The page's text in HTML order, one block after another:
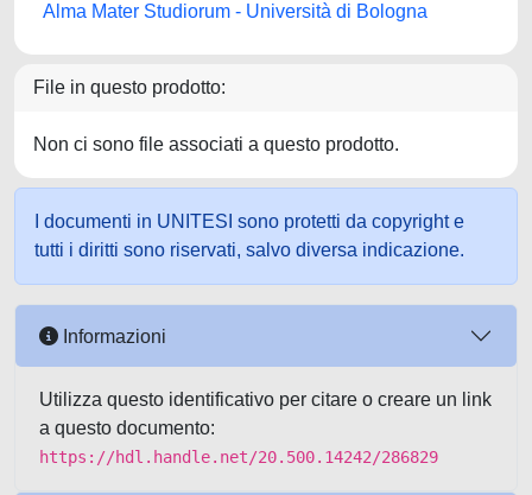
Alma Mater Studiorum - Università di Bologna
File in questo prodotto:
Non ci sono file associati a questo prodotto.
I documenti in UNITESI sono protetti da copyright e
tutti i diritti sono riservati, salvo diversa indicazione.
Informazioni
Utilizza questo identificativo per citare o creare un link
a questo documento:
https://hdl.handle.net/20.500.14242/286829